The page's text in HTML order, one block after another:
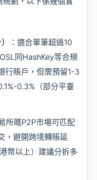
：適合單筆超過10
同HashKey等合規
行賬戶，但需預留1-3
0.3%（部分平臺
所嘅P2P市場可匹配
，避開跨境轉賬延
幣以上）建議分拆多